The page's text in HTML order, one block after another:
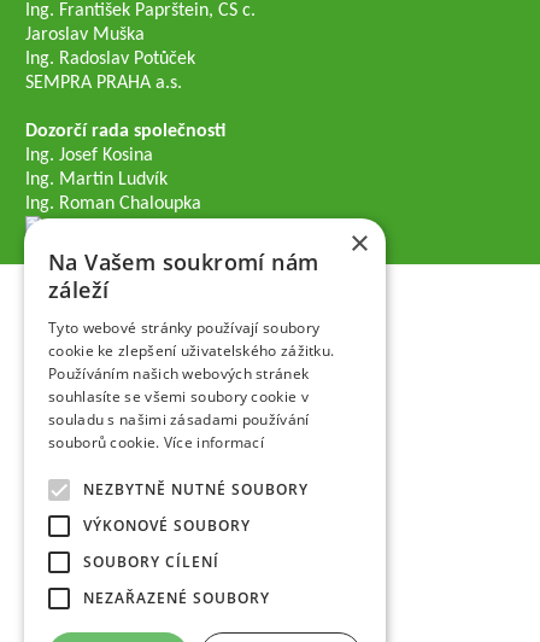
Ing. František Paprštein, CS c.
Jaroslav Muška
Ing. Radoslav Potůček
SEMPRA PRAHA a.s.
Dozorčí rada společnosti
Ing. Josef Kosina
Ing. Martin Ludvík
Ing. Roman Chaloupka
×
Na Vašem soukromí nám
záleží
Tyto webové stránky používají soubory
cookie ke zlepšení uživatelského zážitku.
Používáním našich webových stránek
souhlasíte se všemi soubory cookie v
souladu s našimi zásadami používání
souborů cookie. Více informací
NEZBYTNĚ NUTNÉ SOUBORY
VÝKONOVÉ SOUBORY
SOUBORY CÍLENÍ
NEZAŘAZENÉ SOUBORY